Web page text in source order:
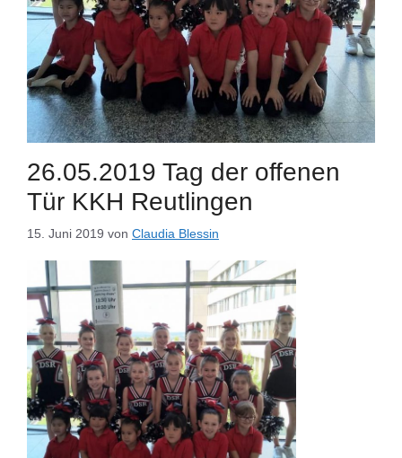
26.05.2019 Tag der offenen
Tür KKH Reutlingen
15. Juni 2019 von Claudia Blessin